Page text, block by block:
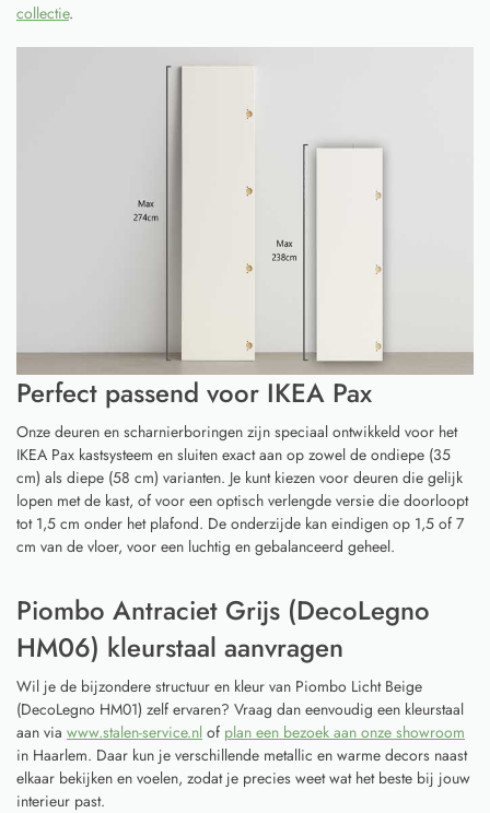
collectie.
Perfect passend voor IKEA Pax
Onze deuren en scharnierboringen zijn speciaal ontwikkeld voor het
IKEA Pax kastsysteem en sluiten exact aan op zowel de ondiepe (35
cm) als diepe (58 cm) varianten. Je kunt kiezen voor deuren die gelijk
lopen met de kast, of voor een optisch verlengde versie die doorloopt
tot 1,5 cm onder het plafond. De onderzijde kan eindigen op 1,5 of 7
cm van de vloer, voor een luchtig en gebalanceerd geheel.
Piombo Antraciet Grijs (DecoLegno
HM06) kleurstaal aanvragen
Wil je de bijzondere structuur en kleur van Piombo Licht Beige
(DecoLegno HM01) zelf ervaren? Vraag dan eenvoudig een kleurstaal
aan via www.stalen-service.nl of plan een bezoek aan onze showroom
in Haarlem. Daar kun je verschillende metallic en warme decors naast
elkaar bekijken en voelen, zodat je precies weet wat het beste bij jouw
interieur past.